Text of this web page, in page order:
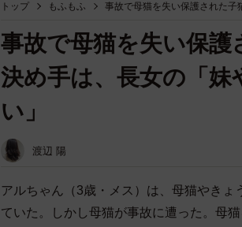
トップ もふもふ 事故で母猫を失い保護された
事故で母猫を失い保
決め手は、長女の「
い」
渡辺 陽
アルちゃん（3歳・メス）は、母猫やきょ
ていた。しかし母猫が事故に遭った。母